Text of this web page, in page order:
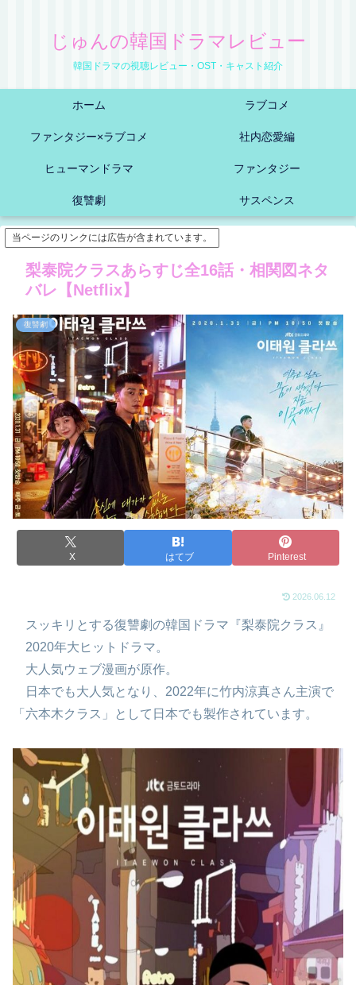
じゅんの韓国ドラマレビュー
韓国ドラマの視聴レビュー・OST・キャスト紹介
ホーム ラブコメ
ファンタジー×ラブコメ 社内恋愛編
ヒューマンドラマ ファンタジー
復讐劇 サスペンス
当ページのリンクには広告が含まれています。
梨泰院クラスあらすじ全16話・相関図ネタ
バレ【Netflix】
復讐劇
X はてブ Pinterest
2026.06.12
スッキリとする復讐劇の韓国ドラマ『梨泰院クラス』
2020年大ヒットドラマ。
大人気ウェブ漫画が原作。
日本でも大人気となり、2022年に竹内涼真さん主演で
「六本木クラス」として日本でも製作されています。